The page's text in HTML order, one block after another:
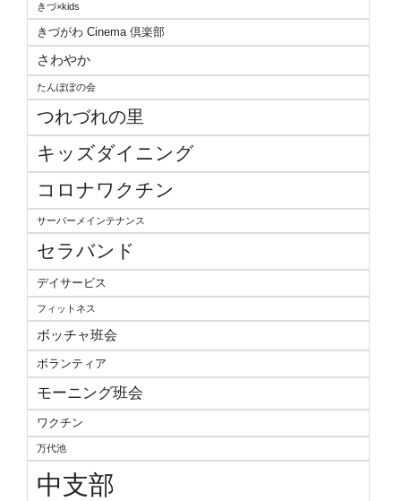
きづ×kids
きづがわ Cinema 倶楽部
さわやか
たんぽぽの会
つれづれの里
キッズダイニング
コロナワクチン
サーバーメインテナンス
セラバンド
デイサービス
フィットネス
ボッチャ班会
ボランティア
モーニング班会
ワクチン
万代池
中支部